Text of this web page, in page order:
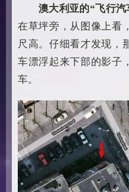
澳大利亚的“飞行汽
在草坪旁，从图像上看
尺高。仔细看才发现，
车漂浮起来下部的影子
车。